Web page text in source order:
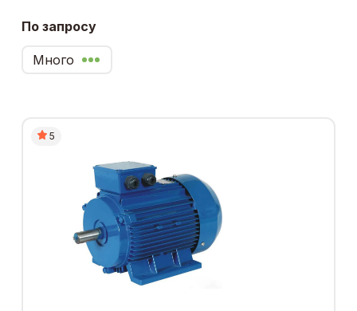
По запросу
Много
5